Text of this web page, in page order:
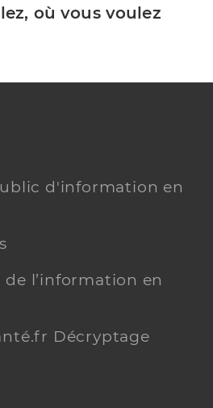
où vous voulez
d'information en
de l’information en
Décryptage